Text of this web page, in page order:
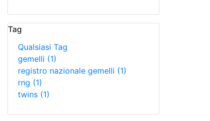
Tag
Qualsiasi Tag
gemelli (1)
registro nazionale gemelli (1)
rng (1)
twins (1)